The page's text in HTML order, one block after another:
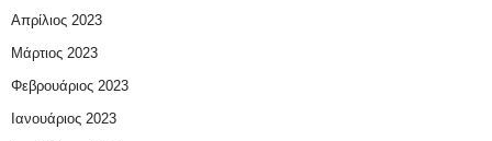
Απρίλιος 2023
Μάρτιος 2023
Φεβρουάριος 2023
Ιανουάριος 2023